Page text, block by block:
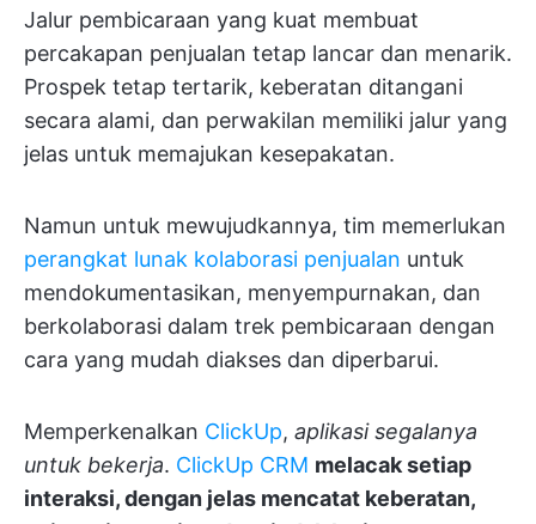
Jalur pembicaraan yang kuat membuat
percakapan penjualan tetap lancar dan menarik.
Prospek tetap tertarik, keberatan ditangani
secara alami, dan perwakilan memiliki jalur yang
jelas untuk memajukan kesepakatan.
Namun untuk mewujudkannya, tim memerlukan
perangkat lunak kolaborasi penjualan untuk
mendokumentasikan, menyempurnakan, dan
berkolaborasi dalam trek pembicaraan dengan
cara yang mudah diakses dan diperbarui.
Memperkenalkan ClickUp, aplikasi segalanya
untuk bekerja. ClickUp CRM melacak setiap
interaksi, dengan jelas mencatat keberatan,